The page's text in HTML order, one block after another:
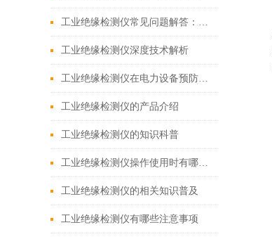
工业绝缘检测仪常见问题解答：读数异常、校准与维护方案
工业绝缘检测仪深度技术解析
工业绝缘检测仪在电力设备预防性维护中的策略与实践
工业绝缘检测仪的产品介绍
工业绝缘检测仪的知识科普
工业绝缘检测仪操作使用时有哪些注意事项
工业绝缘检测仪的相关知识普及
工业绝缘检测仪有哪些注意事项